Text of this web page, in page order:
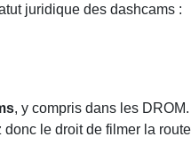
juridique des dashcams :
, y compris dans les
le droit de filmer la